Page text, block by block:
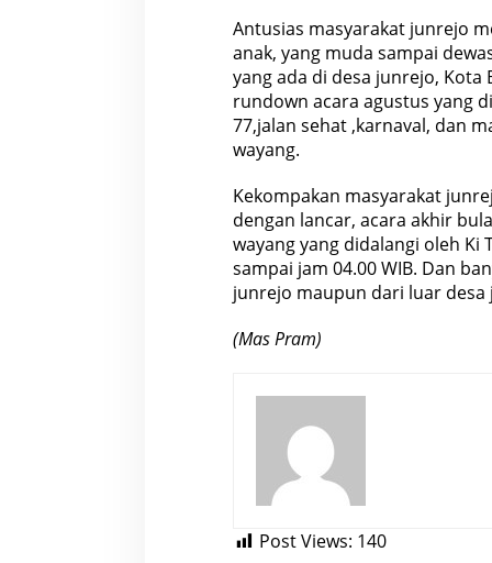
g
e
l
a
r
S
e
n
i
P
r
w
a
a
n
g
a
D
i
Antusias masyarakat junrejo
anak, yang muda sampai
yang ada di desa junrejo, Kota
rundown acara agustus yang
77,jalan sehat ,karnaval, dan
wayang.
Kekompakan masyarakat
dengan lancar, acara akhir
wayang yang didalangi oleh Ki
sampai jam 04.00 WIB. Dan
junrejo maupun dari luar desa
(Mas Pram)
Post Views: 140